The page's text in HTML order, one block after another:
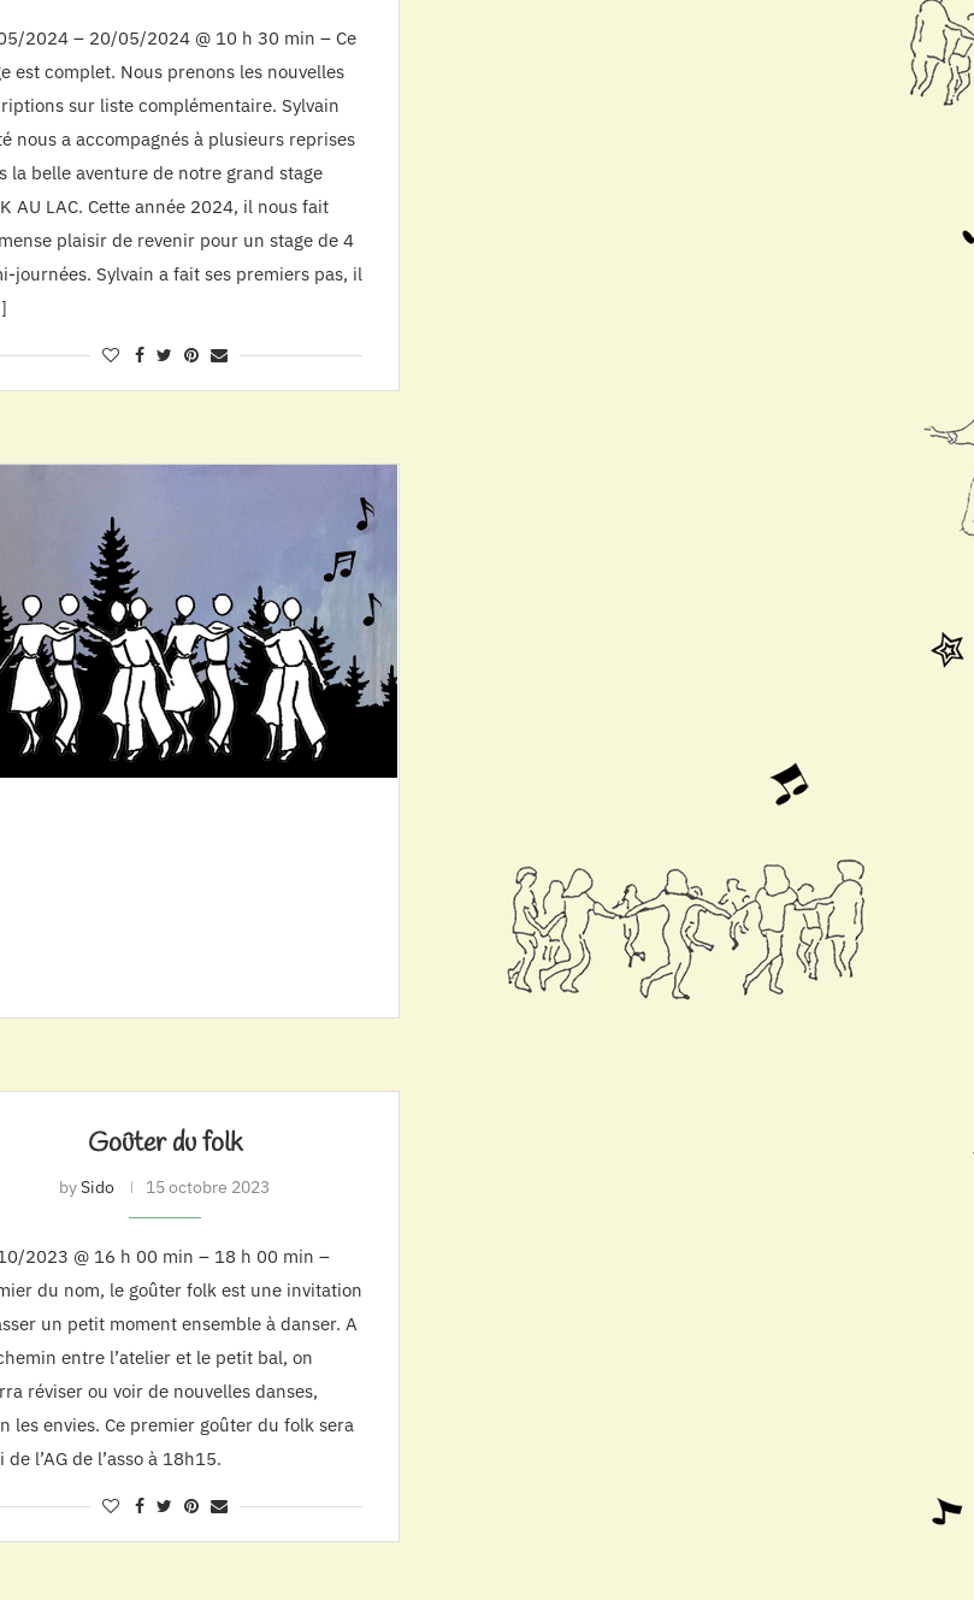
2024 – 20/05/2024 @ 10 h 30 min – Ce
est complet. Nous prenons les nouvelles
sur liste complémentaire. Sylvain
nous a accompagnés à plusieurs reprises
la belle aventure de notre grand stage
AU LAC. Cette année 2024, il nous fait
plaisir de revenir pour un stage de 4
journées. Sylvain a fait ses premiers pas, il
Goûter du folk
bySido 15 octobre 2023
2023 @ 16 h 00 min – 18 h 00 min –
du nom, le goûter folk est une invitation
un petit moment ensemble à danser. A
entre l’atelier et le petit bal, on
réviser ou voir de nouvelles danses,
les envies. Ce premier goûter du folk sera
de l’AG de l’asso à 18h15.